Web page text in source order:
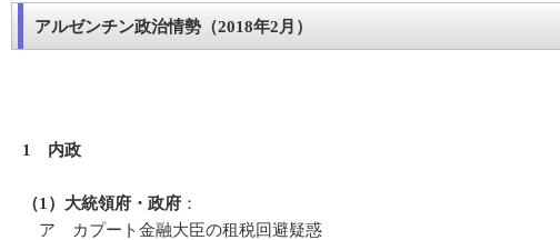
アルゼンチン政治情勢（2018年2月）
1 内政
（1）大統領府・政府 ：
ア カプート金融大臣の租税回避疑惑